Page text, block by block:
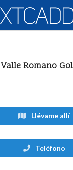
Valle Romano
Llévame allí
Teléfono